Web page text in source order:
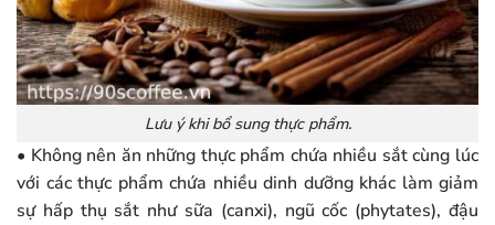
Lưu ý khi bổ sung thực phẩm.
• Không nên ăn những thực phẩm chứa nhiều sắt cùng lúc
với các thực phẩm chứa nhiều dinh dưỡng khác làm giảm
sự hấp thụ sắt như sữa (canxi), ngũ cốc (phytates), đậu